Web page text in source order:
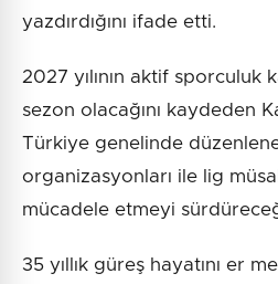
yazdırdığını ifade etti.
2027 yılının aktif sporculuk
sezon olacağını kaydeden
Türkiye genelinde
organizasyonları ile lig
mücadele etmeyi
35 yıllık güreş hayatını er